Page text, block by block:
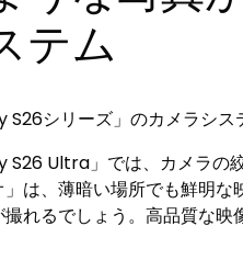
テム
S26シリーズ」のカメラシ
S26 Ultra」では、カメラの
」は、薄暗い場所でも鮮明
れるでしょう。高品質な